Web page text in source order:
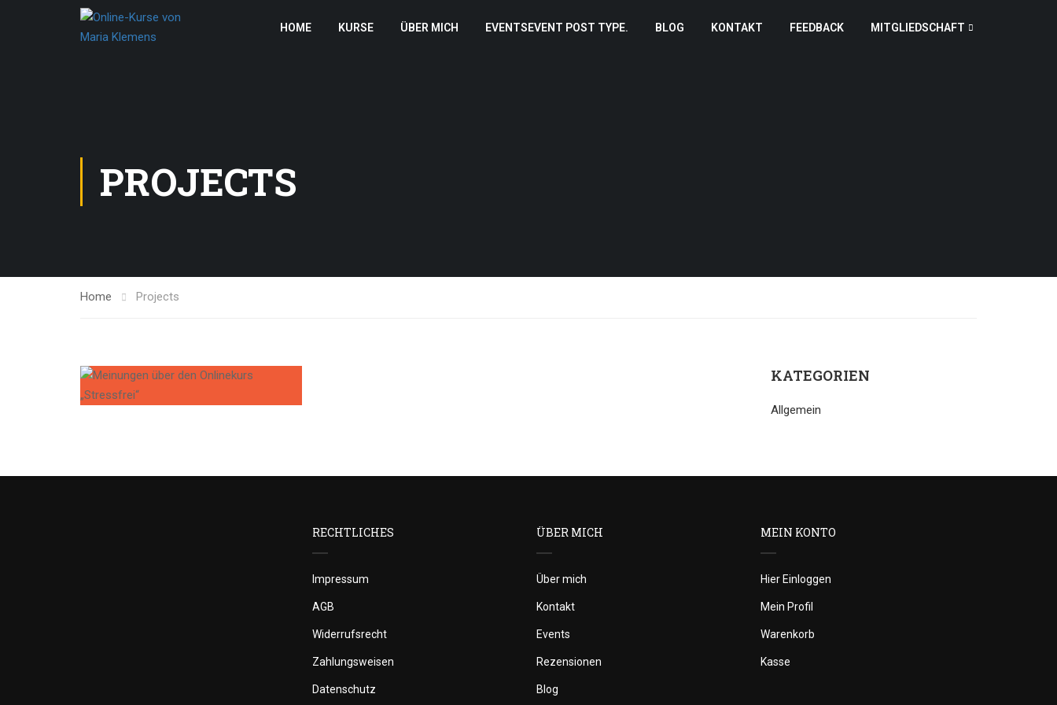
HOME KURSE ÜBER MICH EVENTSEVENT POST TYPE. BLOG KONTAKT FEEDBACK MITGLIEDSCHAFT
PROJECTS
Home Projects
KATEGORIEN
Allgemein
RECHTLICHES
Impressum
AGB
Widerrufsrecht
Zahlungsweisen
Datenschutz
ÜBER MICH
Über mich
Kontakt
Events
Rezensionen
Blog
MEIN KONTO
Hier Einloggen
Mein Profil
Warenkorb
Kasse